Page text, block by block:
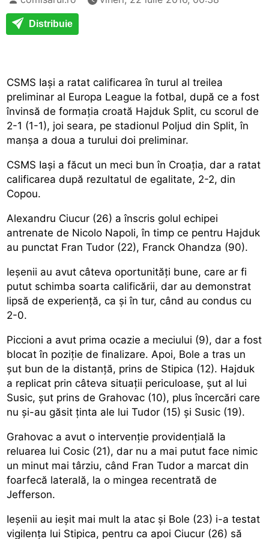
Distribuie
CSMS Iași a ratat calificarea în turul al treilea
preliminar al Europa League la fotbal, după ce a fost
învinsă de formația croată Hajduk Split, cu scorul de
2-1 (1-1), joi seara, pe stadionul Poljud din Split, în
manșa a doua a turului doi preliminar.
CSMS Iași a făcut un meci bun în Croația, dar a ratat
calificarea după rezultatul de egalitate, 2-2, din
Copou.
Alexandru Ciucur (26) a înscris golul echipei
antrenate de Nicolo Napoli, în timp ce pentru Hajduk
au punctat Fran Tudor (22), Franck Ohandza (90).
Ieșenii au avut câteva oportunități bune, care ar fi
putut schimba soarta calificării, dar au demonstrat
lipsă de experiență, ca și în tur, când au condus cu
2-0.
Piccioni a avut prima ocazie a meciului (9), dar a fost
blocat în poziție de finalizare. Apoi, Bole a tras un
șut bun de la distanță, prins de Stipica (12). Hajduk
a replicat prin câteva situații periculoase, șut al lui
Susic, șut prins de Grahovac (10), plus încercări care
nu și-au găsit ținta ale lui Tudor (15) și Susic (19).
Grahovac a avut o intervenție providențială la
reluarea lui Cosic (21), dar nu a mai putut face nimic
un minut mai târziu, când Fran Tudor a marcat din
foarfecă laterală, la o mingea recentrată de
Jefferson.
Ieșenii au ieșit mai mult la atac și Bole (23) i-a testat
vigilența lui Stipica, pentru ca apoi Ciucur (26) să